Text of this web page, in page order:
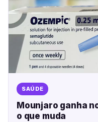
SAÚDE
Mounjaro ganha
o que muda